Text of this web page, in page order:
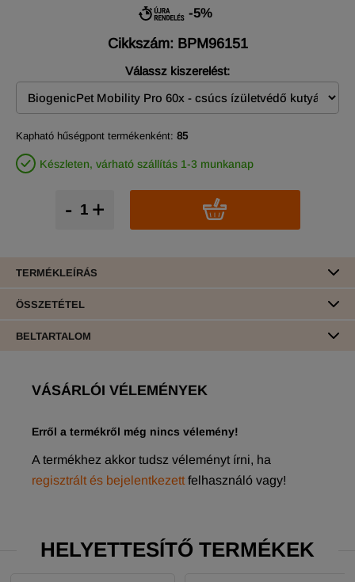
-5%
Cikkszám: BPM96151
Válassz kiszerelést:
Kapható hűségpont termékenként: 85
Készleten, várható szállítás 1-3 munkanap
+
-
TERMÉKLEÍRÁS
ÖSSZETÉTEL
BELTARTALOM
VÁSÁRLÓI VÉLEMÉNYEK
Erről a termékről még nincs vélemény!
A termékhez akkor tudsz véleményt írni, ha
regisztrált és bejelentkezett felhasználó vagy!
HELYETTESÍTŐ TERMÉKEK